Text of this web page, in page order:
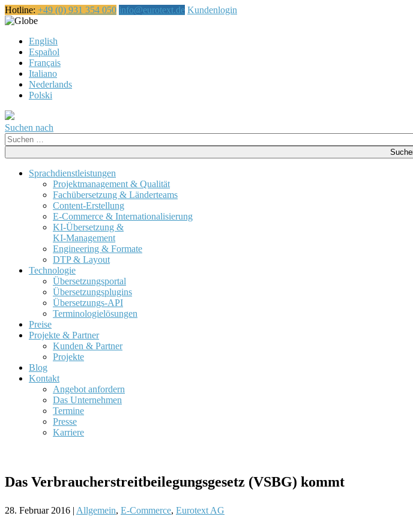
Hotline: +49 (0) 931 354 050 info@eurotext.de Kundenlogin
English
Español
Français
Italiano
Nederlands
Polski
Suchen nach
Suche
nach:
Sprachdienstleistungen
Projektmanagement & Qualität
Fachübersetzung & Länderteams
Content-Erstellung
E-Commerce & Internationalisierung
KI-Übersetzung &
KI-Management
Engineering & Formate
DTP & Layout
Technologie
Übersetzungsportal
Übersetzungsplugins
Übersetzungs-API
Terminologielösungen
Preise
Projekte & Partner
Kunden & Partner
Projekte
Blog
Kontakt
Angebot anfordern
Das Unternehmen
Termine
Presse
Karriere
Das Verbraucherstreitbeilegungsgesetz (VSBG) kommt
28. Februar 2016 | Allgemein, E-Commerce, Eurotext AG